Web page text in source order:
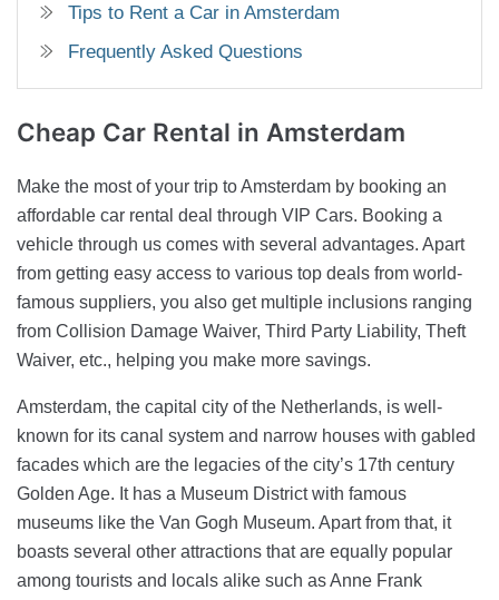
Tips to Rent a Car in Amsterdam
Frequently Asked Questions
Cheap Car Rental in Amsterdam
Make the most of your trip to Amsterdam by booking an
affordable car rental deal through VIP Cars. Booking a
vehicle through us comes with several advantages. Apart
from getting easy access to various top deals from world-
famous suppliers, you also get multiple inclusions ranging
from Collision Damage Waiver, Third Party Liability, Theft
Waiver, etc., helping you make more savings.
Amsterdam, the capital city of the Netherlands, is well-
known for its canal system and narrow houses with gabled
facades which are the legacies of the city’s 17th century
Golden Age. It has a Museum District with famous
museums like the Van Gogh Museum. Apart from that, it
boasts several other attractions that are equally popular
among tourists and locals alike such as Anne Frank